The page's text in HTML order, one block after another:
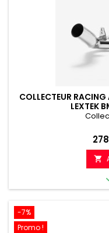
COLLECTEUR
LEXTEK
Prix

-7%
Promo !